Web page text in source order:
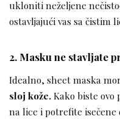
ukloniti neželjene
ostavljajući vas sa čistim
2. Masku ne stavljate
Idealno, sheet maska
sloj kože.Kako biste ovo
na lice i potrefite isečene